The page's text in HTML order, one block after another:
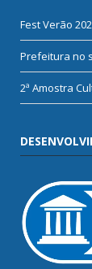
Fest Verão
Prefeitura no
2ª Amostra